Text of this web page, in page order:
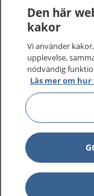
Den här
kakor
Vi använder
upplevelse,
nödvändig
Läs mer om